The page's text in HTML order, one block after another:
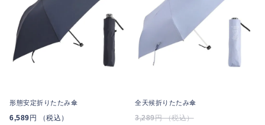
形態安定折りたたみ傘
6,589円 （税込）
全天候折りたたみ傘
3,289円 （税込）